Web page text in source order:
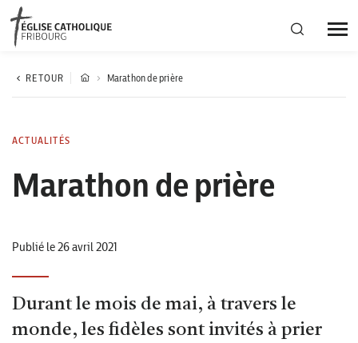
Région diocésaine
Agenda
RETOUR Marathon de prière
ACTUALITÉS
Marathon de prière
Publié le 26 avril 2021
Durant le mois de mai, à travers le
monde, les fidèles sont invités à prier